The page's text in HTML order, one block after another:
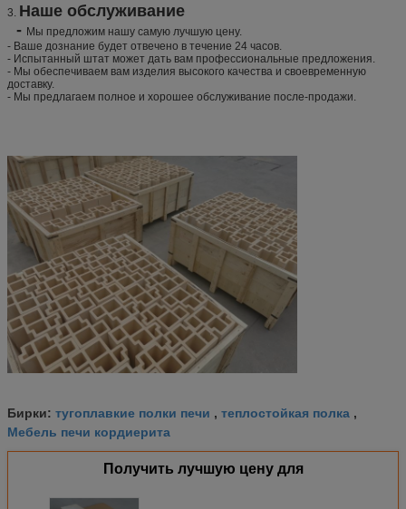
3. Наше обслуживание
- Мы предложим нашу самую лучшую цену.
- Ваше дознание будет отвечено в течение 24 часов.
- Испытанный штат может дать вам профессиональные предложения.
- Мы обеспечиваем вам изделия высокого качества и своевременную
доставку.
- Мы предлагаем полное и хорошее обслуживание после-продажи.
Бирки: тугоплавкие полки печи , теплостойкая полка ,
Мебель печи кордиерита
Получить лучшую цену для